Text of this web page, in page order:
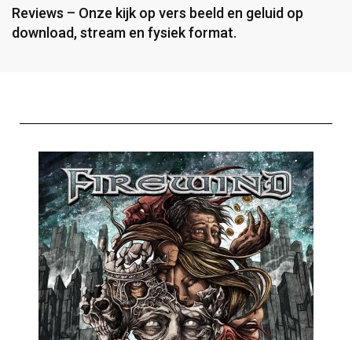
Reviews – Onze kijk op vers beeld en geluid op
download, stream en fysiek format.